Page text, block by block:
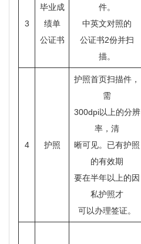
3
毕业成
绩单
公证书
件。
中英文对照的
公证书2份并扫
描。
4 护照
护照首页扫描件，
需
300dpi以上的分辨
率，清
晰可见。已有护照
的有效期
要在半年以上的因
私护照才
可以办理签证。